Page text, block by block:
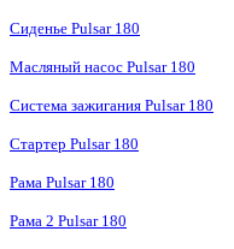
Сиденье Pulsar 180
Масляный насос Pulsar 180
Система зажигания Pulsar 180
Стартер Pulsar 180
Рама Pulsar 180
Рама 2 Pulsar 180